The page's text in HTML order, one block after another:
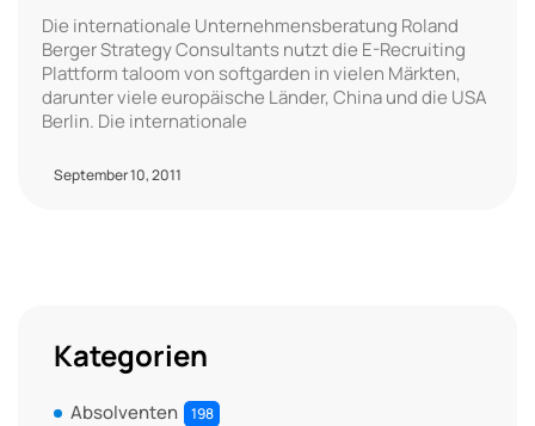
Die internationale Unternehmensberatung Roland
Berger Strategy Consultants nutzt die E-Recruiting
Plattform taloom von softgarden in vielen Märkten,
darunter viele europäische Länder, China und die USA
Berlin. Die internationale
September 10, 2011
Kategorien
Absolventen 198